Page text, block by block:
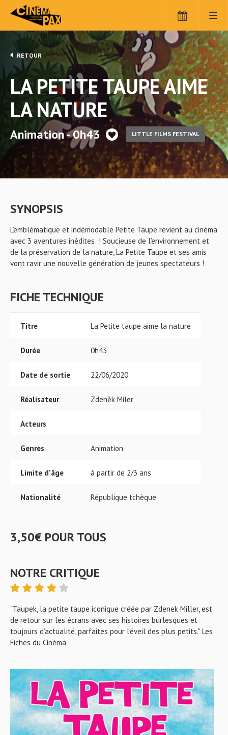
RETOUR
LA PETITE TAUPE AIME
LA NATURE
Animation - 0h43 LITTLE FILMS FESTIVAL
SYNOPSIS
L’emblématique et indémodable Petite Taupe revient au cinéma
avec 3 aventures inédites ! Soucieuse de l’environnement et
de la préservation de la nature, La Petite Taupe et ses amis
vont ravir une nouvelle génération de jeunes spectateurs !
FICHE TECHNIQUE
Titre La Petite taupe aime la nature
Durée 0h43
Date de sortie 22/06/2020
Réalisateur Zdeněk Miler
Acteurs
Genres Animation
Limite d'âge à partir de 2/3 ans
Nationalité République tchèque
3,50€ POUR TOUS
NOTRE CRITIQUE
"Taupek, la petite taupe iconique créée par Zdenek Miller, est
de retour sur les écrans avec ses histoires burlesques et
toujours d’actualité, parfaites pour l’éveil des plus petits." Les
Fiches du Cinéma